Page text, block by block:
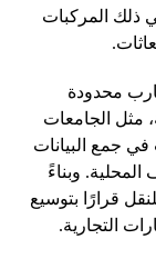
ذلك المركبات
محدودة
مثل الجامعات
جمع البيانات
المحلية. وبناءً
قرارًا بتوسيع
التجارية.